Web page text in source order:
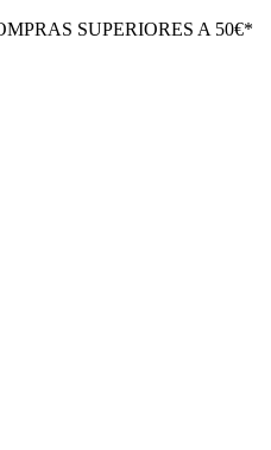
SUPERIORES A 50€*